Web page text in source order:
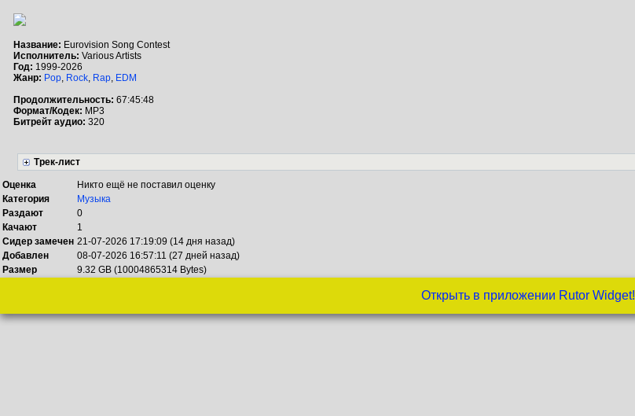
Название: Eurovision Song Contest
Исполнитель: Various Artists
Год: 1999-2026
Жанр: Pop, Rock, Rap, EDM
Продолжительность: 67:45:48
Формат/Кодек: MP3
Битрейт аудио: 320
Трек-лист
Оценка
Никто ещё не поставил оценку
Категория
Музыка
Раздают
0
Качают
1
Сидер замечен 21-07-2026 17:19:09 (14 дня назад)
Добавлен
08-07-2026 16:57:11 (27 дней назад)
Размер
9.32 GB (10004865314 Bytes)
Открыть в приложении Rutor Widget!